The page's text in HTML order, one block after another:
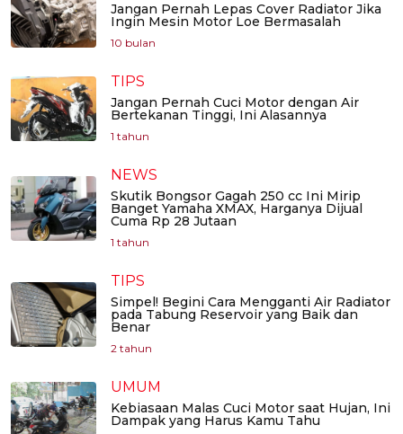
Jangan Pernah Lepas Cover Radiator Jika
Ingin Mesin Motor Loe Bermasalah
10 bulan
TIPS
Jangan Pernah Cuci Motor dengan Air
Bertekanan Tinggi, Ini Alasannya
1 tahun
NEWS
Skutik Bongsor Gagah 250 cc Ini Mirip
Banget Yamaha XMAX, Harganya Dijual
Cuma Rp 28 Jutaan
1 tahun
TIPS
Simpel! Begini Cara Mengganti Air Radiator
pada Tabung Reservoir yang Baik dan
Benar
2 tahun
UMUM
Kebiasaan Malas Cuci Motor saat Hujan, Ini
Dampak yang Harus Kamu Tahu